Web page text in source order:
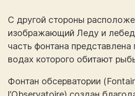
С другой стороны
изображающий Леду и
часть фонтана
водах которого обитают
Фонтан обсерватории